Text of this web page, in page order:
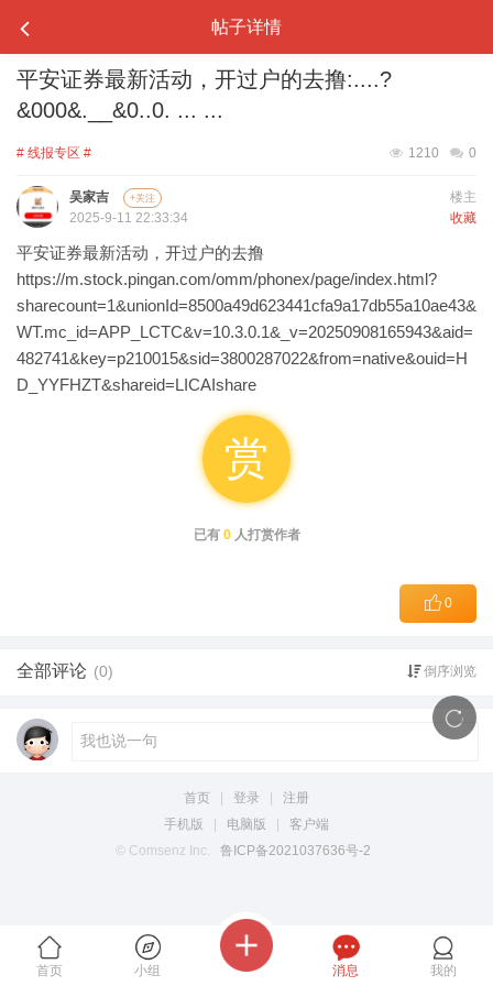
帖子详情
平安证券最新活动，开过户的去撸:....?
&000&.__&0..0. ... ...
# 线报专区 # 0
1210
楼主
吴家吉 +关注
收藏
2025-9-11 22:33:34
平安证券最新活动，开过户的去撸
https://m.stock.pingan.com/omm/phonex/page/index.html?
sharecount=1&unionId=8500a49d623441cfa9a17db55a10ae43&
WT.mc_id=APP_LCTC&v=10.3.0.1&_v=20250908165943&aid=
482741&key=p210015&sid=3800287022&from=native&ouid=H
D_YYFHZT&shareid=LICAIshare
赏
已有 0人打赏作者
0
全部评论 (0) 倒序浏览
首页 登录
注册
手机版
电脑版
客户端
© Comsenz Inc.
鲁ICP备2021037636号-2
首页 小组 消息 我的